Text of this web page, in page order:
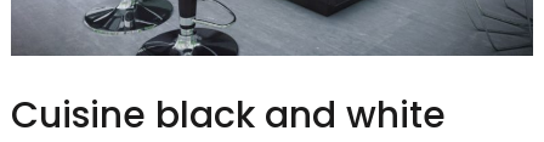
Cuisine black and white